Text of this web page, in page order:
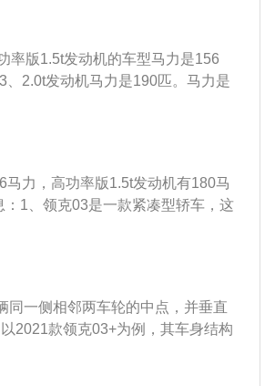
、2.0升涡轮增压发动机有300牛米
大扭矩转速为1400到4000转每分
，采用6at变速箱。
率版1.5t发动机的车型马力是156
2.0t发动机马力是190匹。马力是
款领克3为例，其属于一款4门5
了1.5l涡轮增压发动机，最大功率转
力，高功率版1.5t发动机有180马
1、领克03是一款紧凑型轿车，这
米的最大扭矩，这款发动机的最大
缸体。2、高功率版1.5升涡轮增压
最大功率转速为5500转每分钟，最
机搭载了缸内直喷技术，并且使用
速双离合变速箱。
同一侧相邻两车轮的中点，并垂直
2021款领克03+为例，其车身结构
、宽1840mm、高1461mm，整备